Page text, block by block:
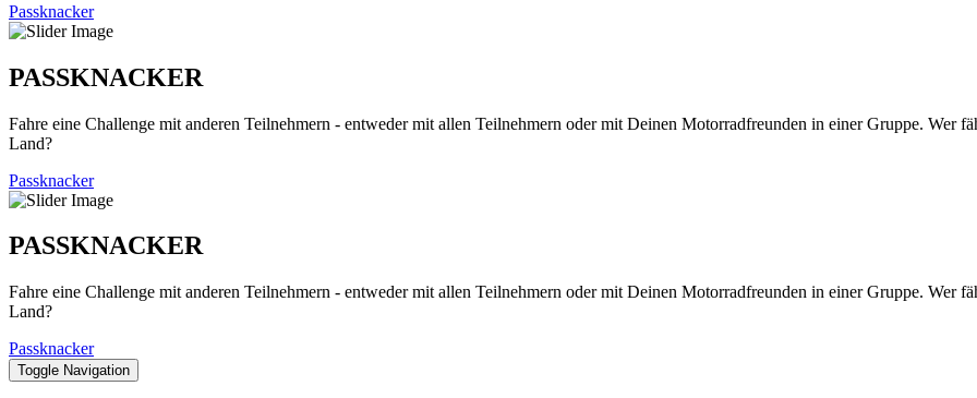
Passknacker
PASSKNACKER
Fahre eine Challenge mit anderen Teilnehmern - entweder mit allen Teilnehmern oder mit Deinen Motorradfreunden in einer Gruppe. Wer
Land?
Passknacker
PASSKNACKER
Fahre eine Challenge mit anderen Teilnehmern - entweder mit allen Teilnehmern oder mit Deinen Motorradfreunden in einer Gruppe. Wer
Land?
Passknacker
Toggle Navigation